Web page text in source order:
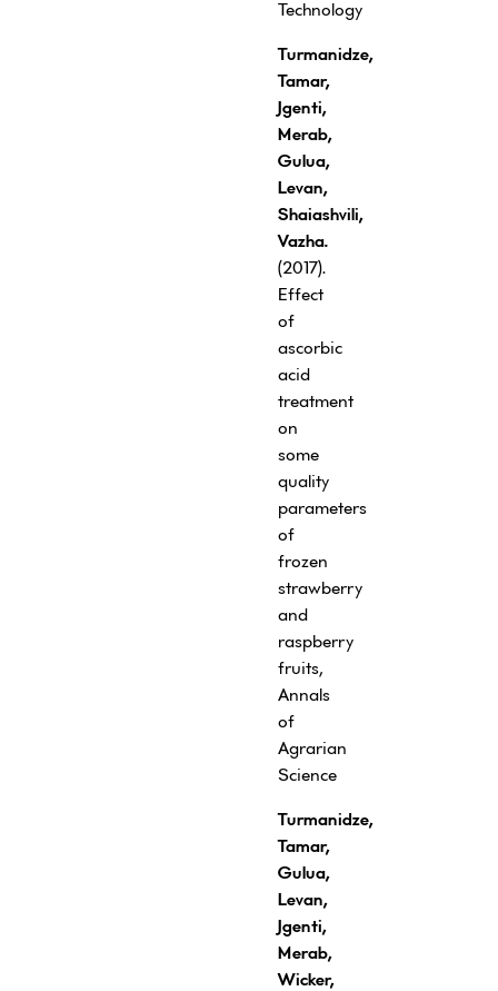
Technology
Turmanidze,
Tamar,
Jgenti,
Merab,
Gulua,
Levan,
Shaiashvili,
Vazha.
(2017).
Effect
of
ascorbic
acid
treatment
on
some
quality
parameters
of
frozen
strawberry
and
raspberry
fruits,
Annals
of
Agrarian
Science
Turmanidze,
Tamar,
Gulua,
Levan,
Jgenti,
Merab,
Wicker,